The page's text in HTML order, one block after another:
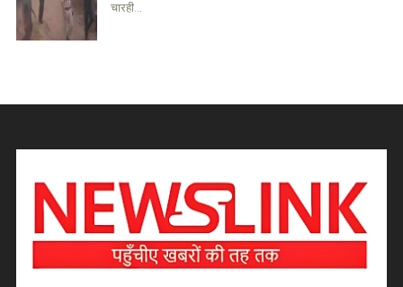
चारही...